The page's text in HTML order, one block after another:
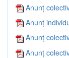
Anunț
Anunț
Anunț
Anunț